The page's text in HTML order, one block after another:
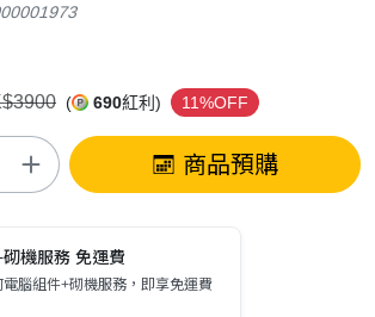
( 690紅利) 11%OFF
商品預購
機服務 免運費
腦組件+砌機服務，即享免運費